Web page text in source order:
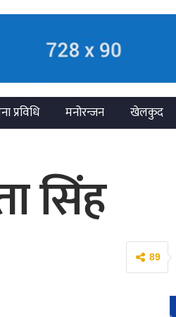
प्रविधि मनोरन्जन खेलकुद
सिंह
89